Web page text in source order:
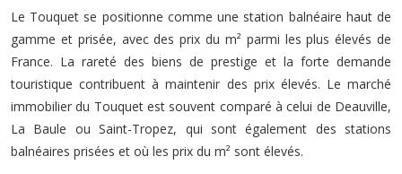
Le Touquet se positionne comme une station balnéaire haut de
gamme et prisée, avec des prix du m² parmi les plus élevés de
France. La rareté des biens de prestige et la forte demande
touristique contribuent à maintenir des prix élevés. Le marché
immobilier du Touquet est souvent comparé à celui de Deauville,
La Baule ou Saint-Tropez, qui sont également des stations
balnéaires prisées et où les prix du m² sont élevés.